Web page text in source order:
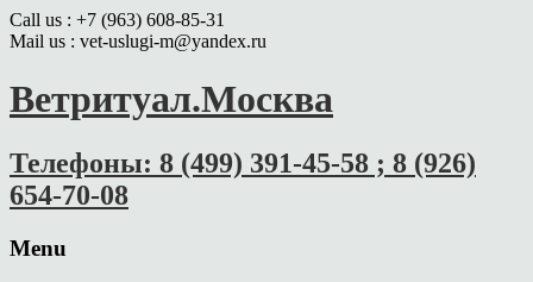
Call us : +7 (963) 608-85-31
Mail us : vet-uslugi-m@yandex.ru
Ветритуал.Москва
Телефоны: 8 (499) 391-45-58 ; 8 (926)
654-70-08
Menu